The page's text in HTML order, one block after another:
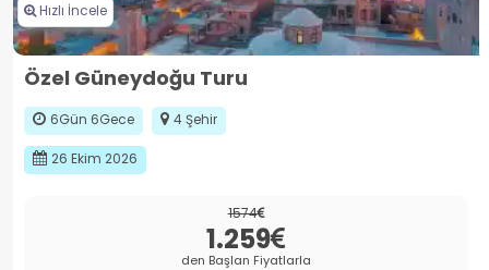
Hızlı İncele
Özel Güneydoğu Turu
6Gün 6Gece 4 Şehir
26 Ekim 2026
1574
1.259
den Başlan Fiyatlarla